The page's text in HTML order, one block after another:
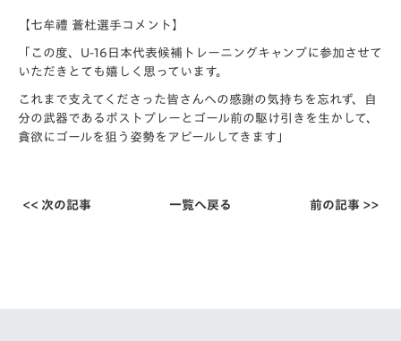
【七牟禮 蒼杜選手コメント】
「この度、U-16日本代表候補トレーニングキャンプに参加させて
いただきとても嬉しく思っています。
これまで支えてくださった皆さんへの感謝の気持ちを忘れず、自
分の武器であるポストプレーとゴール前の駆け引きを生かして、
貪欲にゴールを狙う姿勢をアピールしてきます」
<< 次の記事 一覧へ戻る 前の記事 >>